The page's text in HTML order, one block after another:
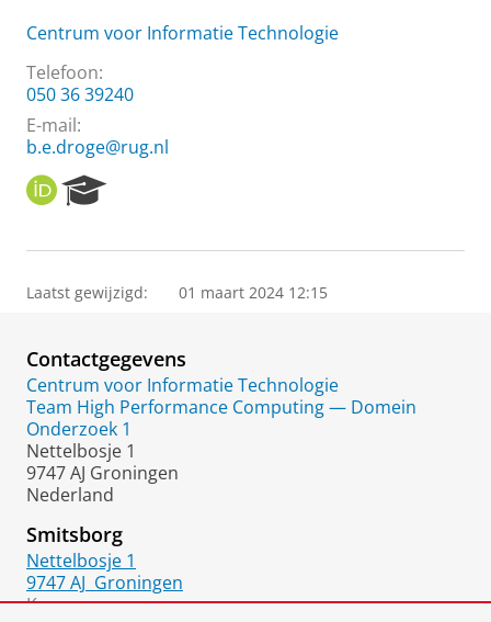
Centrum voor Informatie Technologie
Telefoon:
050 36 39240
E-mail:
b.e.droge@rug.nl
O
R
I
e
r
P
o
r
t
a
l
Laatst gewijzigd: 01 maart 2024 12:15
Contactgegevens
Centrum voor Informatie Technologie
Team High Performance Computing — Domein
Onderzoek 1
Nettelbosje 1
9747 AJ Groningen
Nederland
Smitsborg
Nettelbosje 1
9747 AJ Groningen
Kamer: